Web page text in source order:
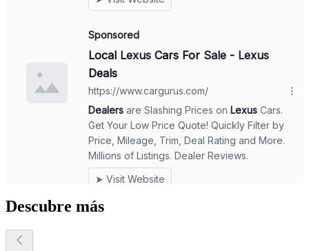
Descubre más